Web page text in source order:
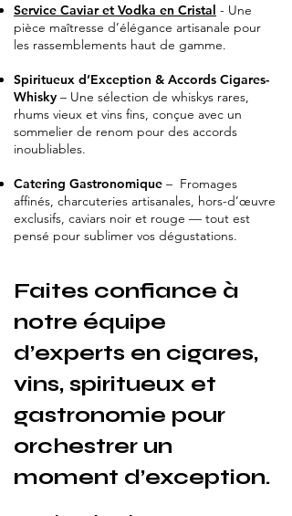
Service Caviar et Vodka en Cristal - Une
pièce maîtresse d’élégance artisanale pour
les rassemblements haut de gamme.
Spiritueux d’Exception & Accords Cigares-
Whisky – Une sélection de whiskys rares,
rhums vieux et vins fins, conçue avec un
sommelier de renom pour des accords
inoubliables.
Catering Gastronomique – Fromages
affinés, charcuteries artisanales, hors-d’œuvre
exclusifs, caviars noir et rouge — tout est
pensé pour sublimer vos dégustations.
Faites confiance à
notre équipe
d’experts en cigares,
vins, spiritueux et
gastronomie pour
orchestrer un
moment d’exception.